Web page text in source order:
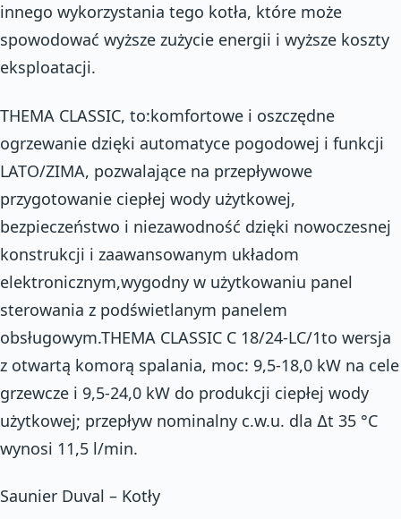
innego wykorzystania tego kotła, które może
spowodować wyższe zużycie energii i wyższe koszty
eksploatacji.
THEMA CLASSIC, to:komfortowe i oszczędne
ogrzewanie dzięki automatyce pogodowej i funkcji
LATO/ZIMA, pozwalające na przepływowe
przygotowanie ciepłej wody użytkowej,
bezpieczeństwo i niezawodność dzięki nowoczesnej
konstrukcji i zaawansowanym układom
elektronicznym,wygodny w użytkowaniu panel
sterowania z podświetlanym panelem
obsługowym.THEMA CLASSIC C 18/24-LC/1to wersja
z otwartą komorą spalania, moc: 9,5-18,0 kW na cele
grzewcze i 9,5-24,0 kW do produkcji ciepłej wody
użytkowej; przepływ nominalny c.w.u. dla Δt 35 °C
wynosi 11,5 l/min.
Saunier Duval – Kotły